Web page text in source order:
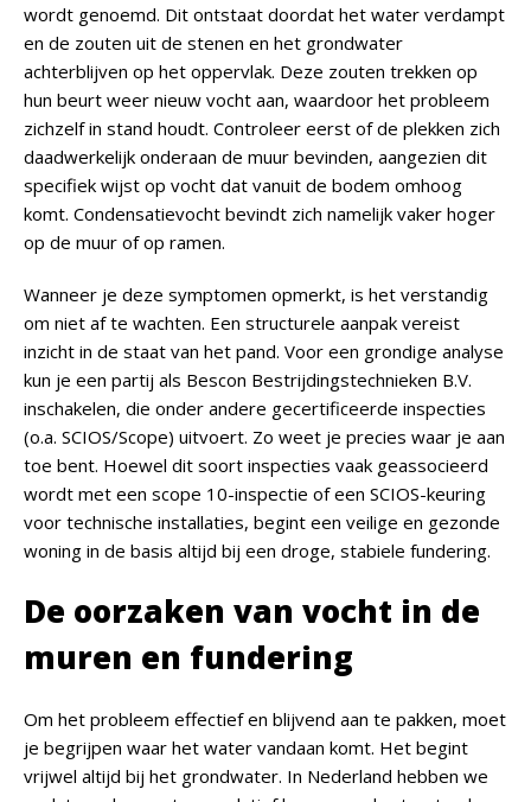
wordt genoemd. Dit ontstaat doordat het water verdampt
en de zouten uit de stenen en het grondwater
achterblijven op het oppervlak. Deze zouten trekken op
hun beurt weer nieuw vocht aan, waardoor het probleem
zichzelf in stand houdt. Controleer eerst of de plekken zich
daadwerkelijk onderaan de muur bevinden, aangezien dit
specifiek wijst op vocht dat vanuit de bodem omhoog
komt. Condensatievocht bevindt zich namelijk vaker hoger
op de muur of op ramen.
Wanneer je deze symptomen opmerkt, is het verstandig
om niet af te wachten. Een structurele aanpak vereist
inzicht in de staat van het pand. Voor een grondige analyse
kun je een partij als Bescon Bestrijdingstechnieken B.V.
inschakelen, die onder andere gecertificeerde inspecties
(o.a. SCIOS/Scope) uitvoert. Zo weet je precies waar je aan
toe bent. Hoewel dit soort inspecties vaak geassocieerd
wordt met een scope 10-inspectie of een SCIOS-keuring
voor technische installaties, begint een veilige en gezonde
woning in de basis altijd bij een droge, stabiele fundering.
De oorzaken van vocht in de
muren en fundering
Om het probleem effectief en blijvend aan te pakken, moet
je begrijpen waar het water vandaan komt. Het begint
vrijwel altijd bij het grondwater. In Nederland hebben we